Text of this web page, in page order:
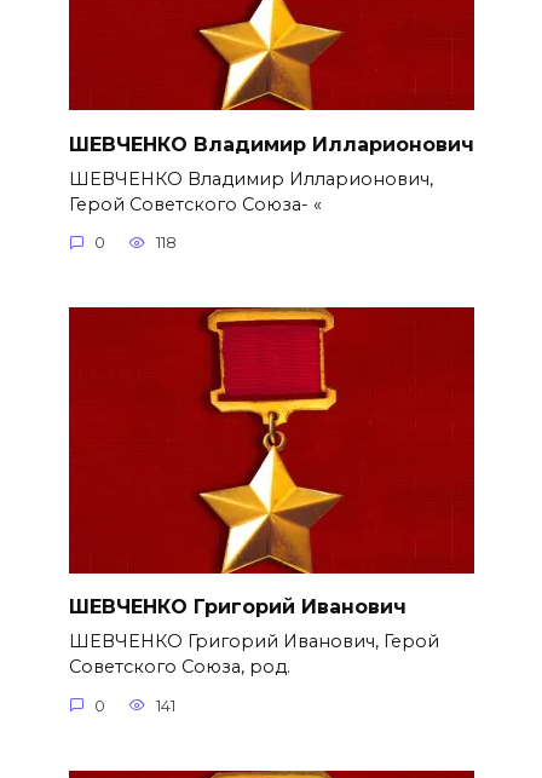
ШЕВЧЕНКО Владимир Илларионович
ШЕВЧЕНКО Владимир Илларионович,
Герой Советского Союза- «
0 118
ШЕВЧЕНКО Григорий Иванович
ШЕВЧЕНКО Григорий Иванович, Герой
Советского Союза, род.
0 141